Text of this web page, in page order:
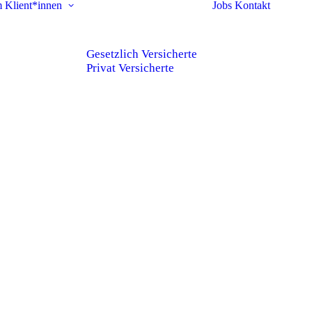
Klient*innen
Gesetzlich Versicherte
Privat Versicherte
Jobs Kontakt